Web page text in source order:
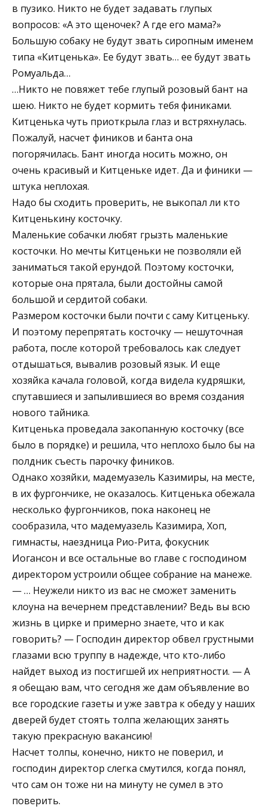
в пузико. Никто не будет задавать глупых
вопросов: «А это щеночек? А где его мама?»
Большую собаку не будут звать сиропным именем
типа «Китценька». Ее будут звать… ее будут звать
Ромуальда…
…Никто не повяжет тебе глупый розовый бант на
шею. Никто не будет кормить тебя финиками.
Китценька чуть приоткрыла глаз и встряхнулась.
Пожалуй, насчет фиников и банта она
погорячилась. Бант иногда носить можно, он
очень красивый и Китценьке идет. Да и финики —
штука неплохая.
Надо бы сходить проверить, не выкопал ли кто
Китценькину косточку.
Маленькие собачки любят грызть маленькие
косточки. Но мечты Китценьки не позволяли ей
заниматься такой ерундой. Поэтому косточки,
которые она прятала, были достойны самой
большой и сердитой собаки.
Размером косточки были почти с саму Китценьку.
И поэтому перепрятать косточку — нешуточная
работа, после которой требовалось как следует
отдышаться, вывалив розовый язык. И еще
хозяйка качала головой, когда видела кудряшки,
спутавшиеся и запылившиеся во время создания
нового тайника.
Китценька проведала закопанную косточку (все
было в порядке) и решила, что неплохо было бы на
полдник съесть парочку фиников.
Однако хозяйки, мадемуазель Казимиры, на месте,
в их фургончике, не оказалось. Китценька обежала
несколько фургончиков, пока наконец не
сообразила, что мадемуазель Казимира, Хоп,
гимнасты, наездница Рио-Рита, фокусник
Иогансон и все остальные во главе с господином
директором устроили общее собрание на манеже.
— … Неужели никто из вас не сможет заменить
клоуна на вечернем представлении? Ведь вы всю
жизнь в цирке и примерно знаете, что и как
говорить? — Господин директор обвел грустными
глазами всю труппу в надежде, что кто-либо
найдет выход из постигшей их неприятности. — А
я обещаю вам, что сегодня же дам объявление во
все городские газеты и уже завтра к обеду у наших
дверей будет стоять толпа желающих занять
такую прекрасную вакансию!
Насчет толпы, конечно, никто не поверил, и
господин директор слегка смутился, когда понял,
что сам он тоже ни на минуту не сумел в это
поверить.